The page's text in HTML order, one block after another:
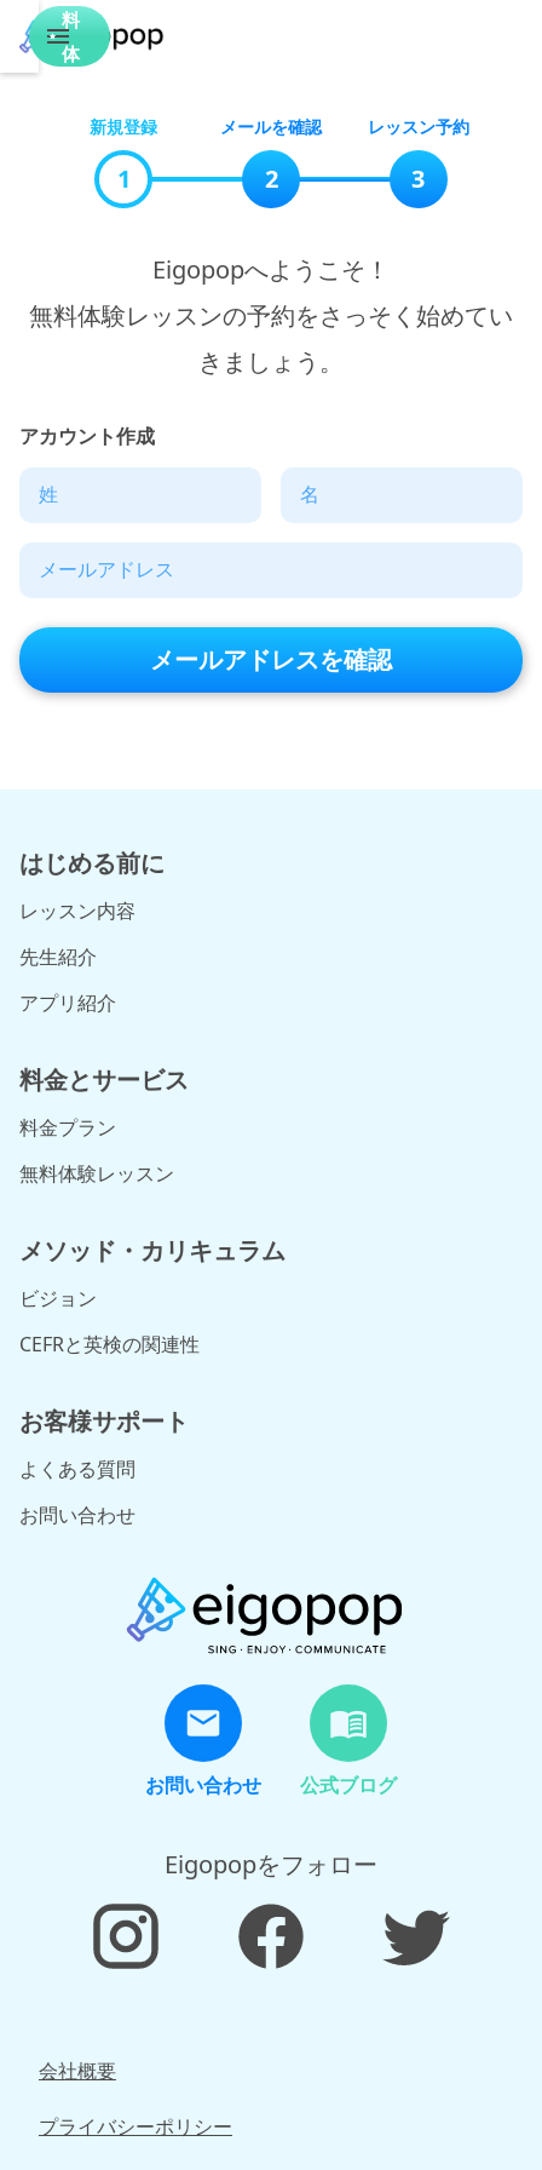
料
体
新規登録
1
メールを確認
2
レッスン予約
3
Eigopopへようこそ！
無料体験レッスンの予約をさっそく始めてい
きましょう。
アカウント作成
メールアドレスを確認
はじめる前に
レッスン内容
先生紹介
アプリ紹介
料金とサービス
料金プラン
無料体験レッスン
メソッド・カリキュラム
ビジョン
CEFRと英検の関連性
お客様サポート
よくある質問
お問い合わせ
お問い合わせ 公式ブログ
Eigopopをフォロー
会社概要
プライバシーポリシー